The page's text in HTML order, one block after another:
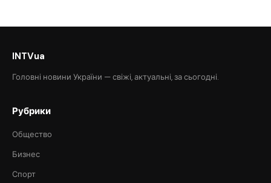
INTVua
Головні новини України — свіжі, актуальні, за сьогодні.
Рубрики
Общество
Бизнес
Спорт